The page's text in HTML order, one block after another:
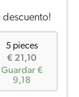
descuento!
5 pieces
€ 21,10
Guardar €
9,18